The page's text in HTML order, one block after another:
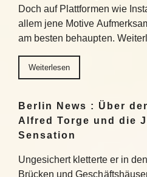
Doch auf Plattformen wie
allem jene Motive
am besten behaupten.
Weiterlesen
Berlin News : Über
Alfred Torge und die
Sensation
Ungesichert kletterte er in
Brücken und